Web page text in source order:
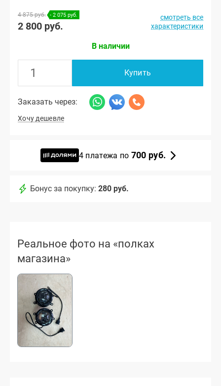
4 875 руб. - 2 075 руб.
2 800 руб.
смотреть все
характеристики
В наличии
Купить
Заказать через:
Хочу дешевле
4 платежа по 700 руб.
Бонус за покупку: 280 руб.
Реальное фото на «полках
магазина»